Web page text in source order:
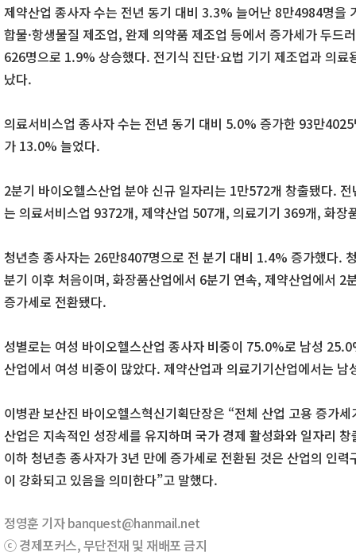
제약산업 종사자 수는 전년 동기 대비 3.3% 늘어난 8만4984명을
합물·항생물질 제조업, 완제 의약품 제조업 등에서 증가세가 두드
626명으로 1.9% 상승했다. 전기식 진단·요법 기기 제조업과 의
났다.
의료서비스업 종사자 수는 전년 동기 대비 5.0% 증가한 93만
가 13.0% 늘었다.
2분기 바이오헬스산업 분야 신규 일자리는 1만572개 창출됐다.
는 의료서비스업 9372개, 제약산업 507개, 의료기기 369개, 화장
청년층 종사자는 26만8407명으로 전 분기 대비 1.4% 증가했다.
분기 이후 처음이며, 화장품산업에서 6분기 연속, 제약산업에서 2
증가세로 전환됐다.
성별로는 여성 바이오헬스산업 종사자 비중이 75.0%로 남성
산업에서 여성 비중이 많았다. 제약산업과 의료기기산업에서는 남
이병관 보산진 바이오헬스혁신기획단장은 “전체 산업 고용 증가
산업은 지속적인 성장세를 유지하며 국가 경제 활성화와 일자리
이하 청년층 종사자가 3년 만에 증가세로 전환된 것은 산업의 인
이 강화되고 있음을 의미한다”고 말했다.
정영훈 기자 banquest@hanmail.net
ⓒ 경제포커스, 무단전재 및 재배포 금지